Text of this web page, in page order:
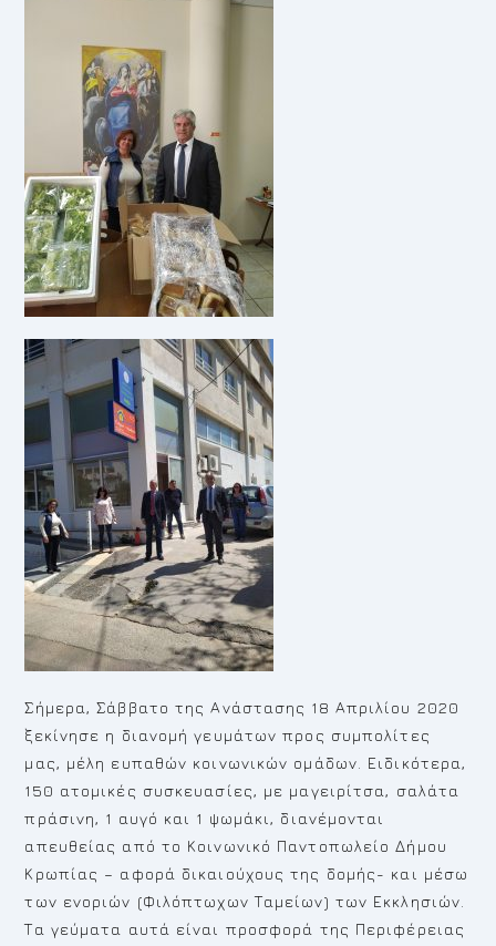
Σήμερα, Σάββατο της Ανάστασης 18 Απριλίου 2020
ξεκίνησε η διανομή γευμάτων προς συμπολίτες
μας, μέλη ευπαθών κοινωνικών ομάδων. Ειδικότερα,
150 ατομικές συσκευασίες, με μαγειρίτσα, σαλάτα
πράσινη, 1 αυγό και 1 ψωμάκι, διανέμονται
απευθείας από το Κοινωνικό Παντοπωλείο Δήμου
Κρωπίας – αφορά δικαιούχους της δομής- και μέσω
των ενοριών (Φιλόπτωχων Ταμείων) των Εκκλησιών.
Τα γεύματα αυτά είναι προσφορά της Περιφέρειας